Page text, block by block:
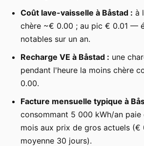
Coût lave-vaisselle à Båstad : à
chère ~€ 0.00 ; au pic € 0.01 —
notables sur un an.
Recharge VE à Båstad : une
pendant l'heure la moins chère
0.00.
Facture mensuelle typique à
consommant 5 000 kWh/an
mois aux prix de gros actuels (€
moyenne 30 jours).